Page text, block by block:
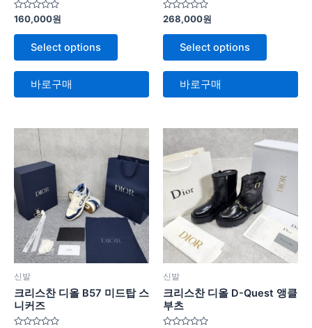
5
중
에
로
가
160,000원
Select options
바로구매
5
중
에
로
가
268,000원
Select options
바로구매
신발
크리스찬 디올 B57 미드탑 스
니커즈
신발
크리스찬 디올 D-Quest 앵클
부츠